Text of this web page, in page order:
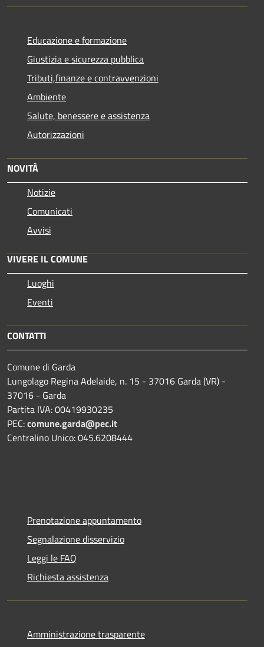
Educazione e formazione
Giustizia e sicurezza pubblica
Tributi,finanze e contravvenzioni
Ambiente
Salute, benessere e assistenza
Autorizzazioni
NOVITÀ
Notizie
Comunicati
Avvisi
VIVERE IL COMUNE
Luoghi
Eventi
CONTATTI
Comune di Garda
Lungolago Regina Adelaide, n. 15 - 37016 Garda (VR) -
37016 - Garda
Partita IVA: 00419930235
PEC:comune.garda@pec.it
Centralino Unico: 045.6208444
Prenotazione appuntamento
Segnalazione disservizio
Leggi le FAQ
Richiesta assistenza
Amministrazione trasparente